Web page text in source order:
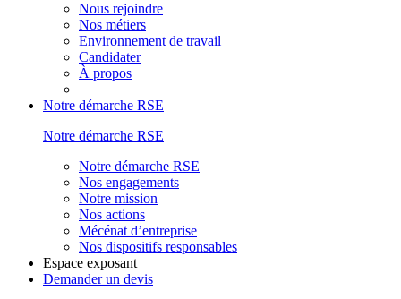
Nous rejoindre
Nos métiers
Environnement de travail
Candidater
À propos
Notre démarche RSE
Notre démarche RSE
Notre démarche RSE
Nos engagements
Notre mission
Nos actions
Mécénat d’entreprise
Nos dispositifs responsables
Espace exposant
Demander un devis